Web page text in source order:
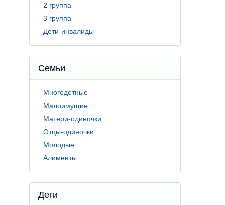
2 группа
3 группа
Дети-инвалиды
Семьи
Многодетные
Малоимущие
Матери-одиночки
Отцы-одиночки
Молодые
Алименты
Дети